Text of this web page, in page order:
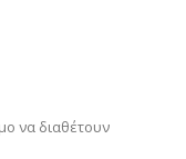
να διαθέτουν